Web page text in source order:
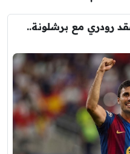
رودري مع برشلونة..